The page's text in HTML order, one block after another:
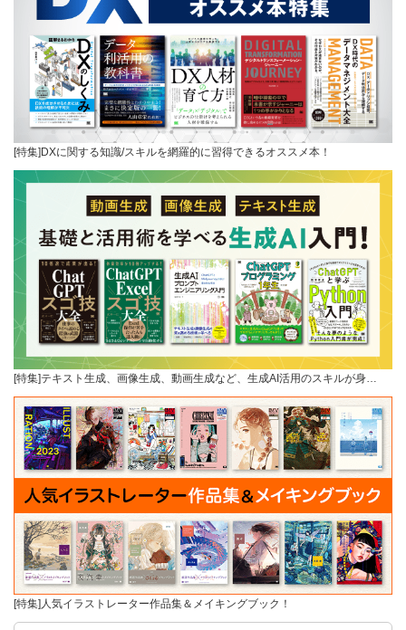
[特集]DXに関する知識/スキルを網羅的に習得できるオススメ本！
[特集]テキスト生成、画像生成、動画生成など、生成AI活用のスキルが身…
[特集]人気イラストレーター作品集＆メイキングブック！